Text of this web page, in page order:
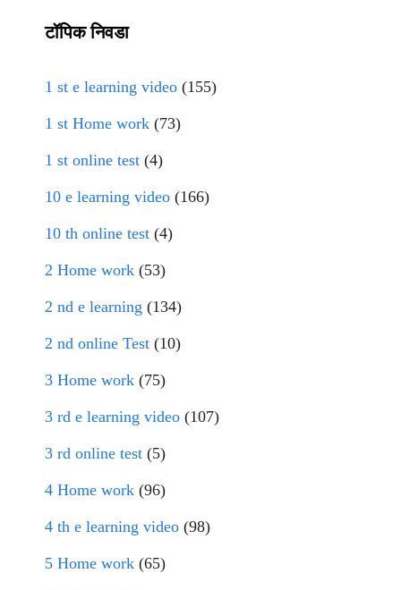
टॉपिक निवडा
1 st e learning video (155)
1 st Home work (73)
1 st online test (4)
10 e learning video (166)
10 th online test (4)
2 Home work (53)
2 nd e learning (134)
2 nd online Test (10)
3 Home work (75)
3 rd e learning video (107)
3 rd online test (5)
4 Home work (96)
4 th e learning video (98)
5 Home work (65)